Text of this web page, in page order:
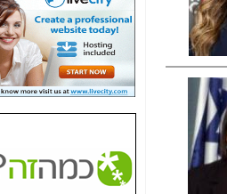
חשיפה: איוב קרא
אישר לקבוצת סלקום
בדיוק מה שביבי אישר
כאן
האם השר איוב קרא
האם ביבי וקרא קבלו
בכלל תמורה עבור